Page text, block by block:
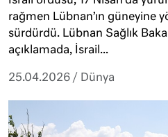
rağmen Lübnan’ın güneyine
sürdürdü. Lübnan Sağlık
açıklamada, İsrail...
25.04.2026 / Dünya